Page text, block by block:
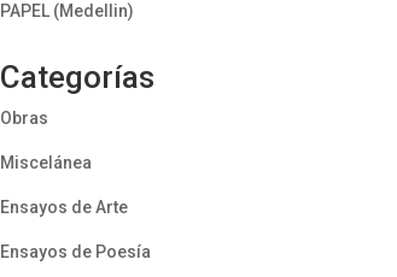
PAPEL (Medellin)
Categorías
Obras
Miscelánea
Ensayos de Arte
Ensayos de Poesía